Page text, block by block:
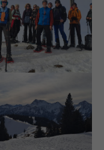
Schönkahler Gipfel
Nachbargipfel
Pirschling